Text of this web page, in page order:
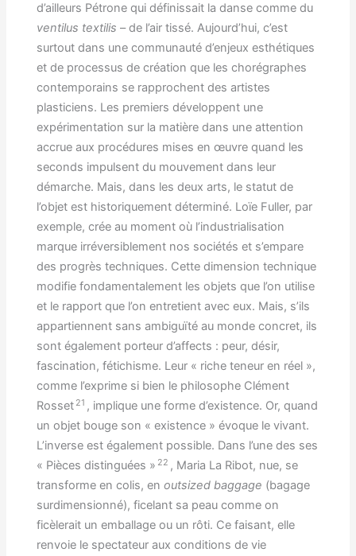
d’ailleurs Pétrone qui définissait la danse comme du
ventilus textilis – de l’air tissé. Aujourd’hui, c’est
surtout dans une communauté d’enjeux esthétiques
et de processus de création que les chorégraphes
contemporains se rapprochent des artistes
plasticiens. Les premiers développent une
expérimentation sur la matière dans une attention
accrue aux procédures mises en œuvre quand les
seconds impulsent du mouvement dans leur
démarche. Mais, dans les deux arts, le statut de
l’objet est historiquement déterminé. Loïe Fuller, par
exemple, crée au moment où l’industrialisation
marque irréversiblement nos sociétés et s’empare
des progrès techniques. Cette dimension technique
modifie fondamentalement les objets que l’on utilise
et le rapport que l’on entretient avec eux. Mais, s’ils
appartiennent sans ambiguïté au monde concret, ils
sont également porteur d’affects : peur, désir,
fascination, fétichisme. Leur « riche teneur en réel »,
comme l’exprime si bien le philosophe Clément
Rosset 21 , implique une forme d’existence. Or, quand
un objet bouge son « existence » évoque le vivant.
L’inverse est également possible. Dans l’une des ses
« Pièces distinguées » 22 , Maria La Ribot, nue, se
transforme en colis, en outsized baggage (bagage
surdimensionné), ficelant sa peau comme on
ficèlerait un emballage ou un rôti. Ce faisant, elle
renvoie le spectateur aux conditions de vie